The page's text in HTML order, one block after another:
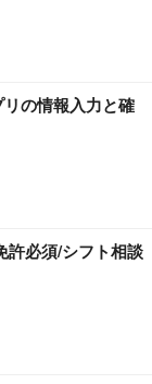
の情報入力と確
許必須/シフト相談